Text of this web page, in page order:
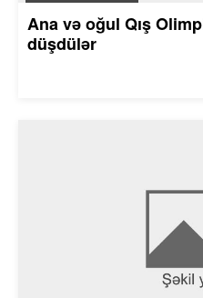
Ana və oğul Qış
düşdülər